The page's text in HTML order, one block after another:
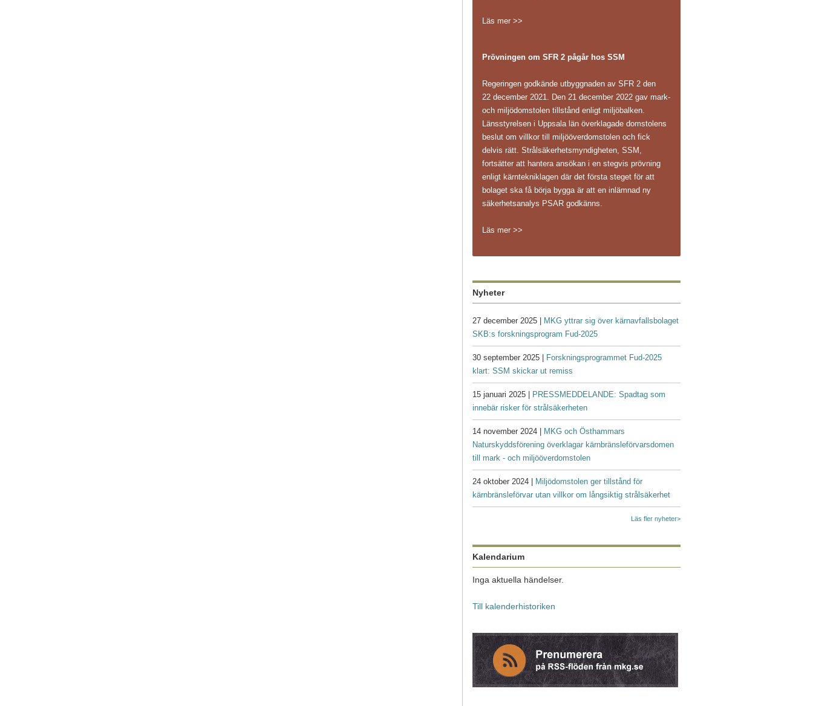
Läs mer >>
Prövningen om SFR 2 pågår hos SSM
Regeringen godkände utbyggnaden av SFR 2 den
22 december 2021. Den 21 december 2022 gav mark-
och miljödomstolen tillstånd enligt miljöbalken.
Länsstyrelsen i Uppsala län överklagade domstolens
beslut om villkor till miljööverdomstolen och fick
delvis rätt. Strålsäkerhetsmyndigheten, SSM,
fortsätter att hantera ansökan i en stegvis prövning
enligt kärntekniklagen där det första steget för att
bolaget ska få börja bygga är att en inlämnad ny
säkerhetsanalys PSAR godkänns.
Läs mer >>
Nyheter
27 december 2025 |
MKG yttrar sig över kärnavfallsbolaget
SKB:s forskningsprogram Fud-2025
30 september 2025 |
Forskningsprogrammet Fud-2025
klart: SSM skickar ut remiss
15 januari 2025 |
PRESSMEDDELANDE: Spadtag som
innebär risker för strålsäkerheten
14 november 2024 |
MKG och Östhammars
Naturskyddsförening överklagar kärnbränsleförvarsdomen
till mark - och miljööverdomstolen
24 oktober 2024 |
Miljödomstolen ger tillstånd för
kärnbränsleförvar utan villkor om långsiktig strålsäkerhet
Läs fler nyheter>
Kalendarium
Inga aktuella händelser.
Till kalenderhistoriken